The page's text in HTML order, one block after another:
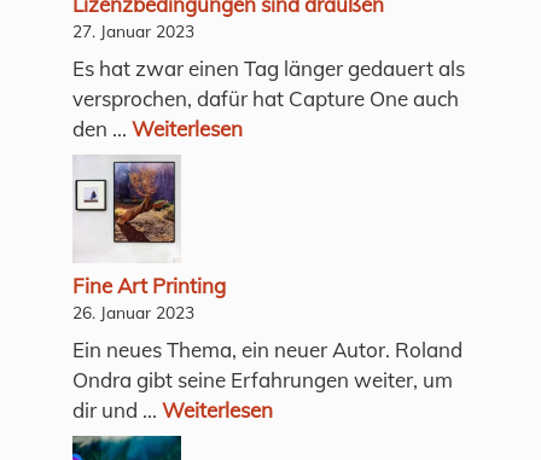
27. Januar 2023
Es hat zwar einen Tag länger gedauert als
versprochen, dafür hat Capture One auch
den ... Weiterlesen
Fine Art Printing
26. Januar 2023
Ein neues Thema, ein neuer Autor. Roland
Ondra gibt seine Erfahrungen weiter, um
dir und ... Weiterlesen